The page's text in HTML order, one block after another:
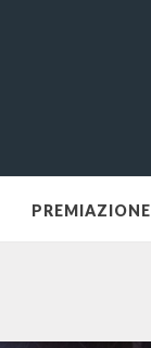
PREMIAZIONE